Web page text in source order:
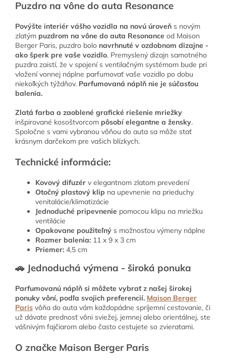
Puzdro na vône do auta Resonance
Povýšte interiér vášho vozidla na novú úroveň s novým
zlatým puzdrom na vône do auta Resonance od Maison
Berger Paris, puzdro bolo navrhnuté v ozdobnom dizajne -
ako šperk pre vaše vozidlo. Premyslený dizajn samotného
puzdra zaistí, že v spojení s ventilačným systémom bude pri
vložení vonnej náplne parfumovať vaše vozidlo po dobu
niekoľkých týždňov. Parfumovaná náplň nie je súčasťou
balenia.
Zlatá farba a zaoblené grafické riešenie mriežky
inšpirované kosoštvorcom pôsobí elegantne a žensky.
Spoločne s vami vybranou vôňou do auta sa môže stať
krásnym darčekom pre vašich blízkych.
Technické informácie:
Kovový difuzér v elegantnom zlatom prevedení
Otočný plastový klip na upevnenie na prieduchy
venitalácie/klimatizácie
Jednoduché pripevnenie pomocou klipu na mriežku
ventilácie
Opakovane použiteľný s možnosťou výmeny náplne
Rozmer balenia: 11 x 9 x 3 cm
Priemer: 4,5 cm
🚗 Jednoduchá výmena - široká ponuka
Parfumovanú náplň si môžete vybrať z našej širokej
ponuky vôní, podľa svojich preferencií. Maison Berger
Paris vôňa do auta vám každopádne spríjemní cestovanie, či
už dávate prednosť vôni sviežej, jemnej alebo orientálnej, ste
vášnivým fajčiarom alebo často cestujete so zvieratami.
O značke Maison Berger Paris